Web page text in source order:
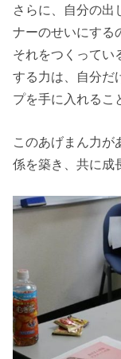
さらに、自分の出
ナーのせいにする
それをつくってい
する力は、自分だ
プを手に入れるこ
このあげまん力が
係を築き、共に成